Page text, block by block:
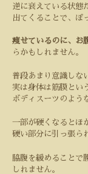
逆に衰えている状態
出てくることで、ぽ
痩せているのに、お
らかもしれません。
普段あまり意識しな
実は身体は筋膜とい
ボディスーツのよう
一部が硬くなるとほ
硬い部分に引っ張ら
脇腹を緩めることで
しれません。